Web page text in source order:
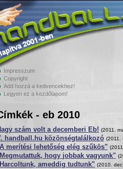
Impresszum
Copyright
Add hozzá a kedvencekhez!
Legyen ez a kezdőlapom!
- eb 2010
szám volt a decemberi Eb! (2011.
handball.hu közönségtalálkozó (2011.
merítési lehetőség elég szűkös"
hogy jobbak vagyunk"
ameddig tudtunk" (2010.